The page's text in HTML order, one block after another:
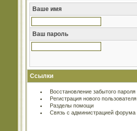
Ваше имя
Ваш пароль
Ссылки
Восстановление забытого пароля
Регистрация нового пользователя
Разделы помощи
Связь с администрацией форума